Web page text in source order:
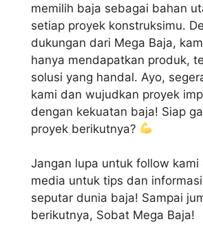
memilih baja sebagai bahan
setiap proyek konstruksimu.
dukungan dari Mega Baja,
hanya mendapatkan produk,
solusi yang handal. Ayo,
kami dan wujudkan proyek
dengan kekuatan baja! Siap
proyek berikutnya?
Jangan lupa untuk follow kami
media untuk tips dan
seputar dunia baja! Sampai
berikutnya, Sobat Mega Baja!